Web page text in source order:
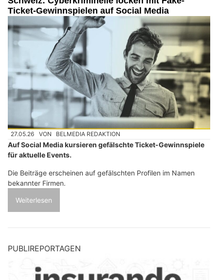
Ticket-Gewinnspielen auf Social Media
27.05.26 VON BELMEDIA REDAKTION
Auf Social Media kursieren gefälschte Ticket-Gewinnspiele
für aktuelle Events.
Die Beiträge erscheinen auf gefälschten Profilen im Namen
bekannter Firmen.
Weiterlesen
PUBLIREPORTAGEN